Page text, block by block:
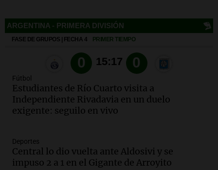
Episodios
Audio.Se registra inusual nevada en
Zapala, Neuquén, con más de mil
camiones varados
Panorama Federal
Episodios
Audio.Controversia en el peronismo
mendocino por ausencia de senadora
Episodios
Audio.Mateo Bouniba, joven de Villa
Deportes
Fútbol
Estudiantes de Río Cuarto visita a
Independiente Rivadavia en un duelo
exigente: seguilo en vivo
Deportes
Central lo dio vuelta ante Aldosivi y se
impuso 2 a 1 en el Gigante de Arroyito